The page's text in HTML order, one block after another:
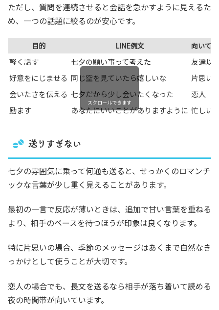
ただし、質問を連続させると会話を急かすように見えるた
め、一つの話題に絞るのが安心です。
目的 LINE例文 向いて
軽く話す 七夕の願い事って考えた
友達以
好意をにじませる 同じ空を見ていたら嬉しいな
片思い
会いたさを伝える 七夕だから少し会いたくなった
恋人
励ます
あなたにいいことがありますように 忙しい
スクロールできます
送りすぎない
七夕の雰囲気に乗って何通も送ると、せっかくのロマンチ
ックな言葉が少し重く見えることがあります。
最初の一言で反応が薄いときは、追加で甘い言葉を重ねる
より、相手のペースを待つほうが印象は良くなります。
特に片思いの場合、季節のメッセージはあくまで自然なき
っかけとして使うことが大切です。
恋人の場合でも、長文を送るなら相手が落ち着いて読める
夜の時間帯が向いています。